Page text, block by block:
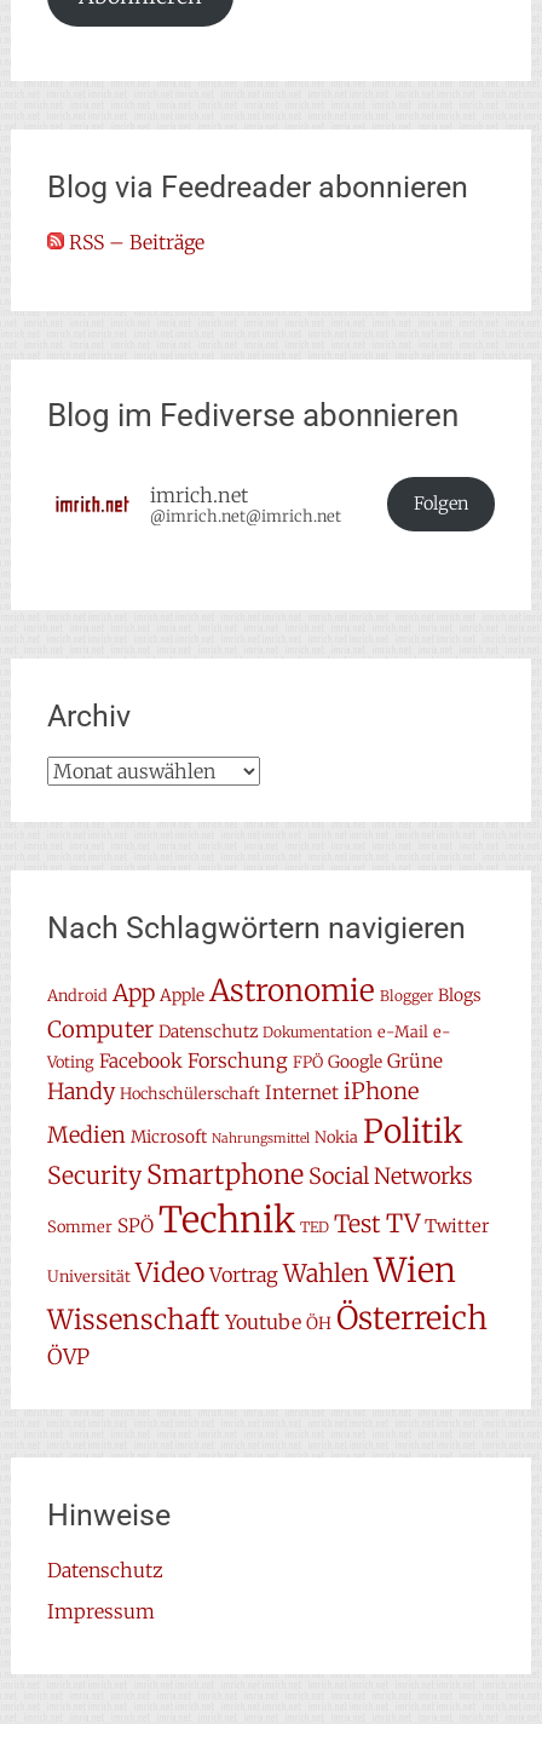
Blog via Feedreader abonnieren
RSS – Beiträge
Blog im Fediverse abonnieren
imrich.net
@imrich.net@imrich.net
Folgen
Archiv
Archiv
Nach Schlagwörtern navigieren
Android App Apple Astronomie Blogger Blogs
Computer Datenschutz Dokumentation e-Mail e-
Voting Facebook Forschung FPÖ Google Grüne
Handy Hochschülerschaft Internet iPhone
Medien Microsoft Nahrungsmittel Nokia Politik
Security Smartphone Social Networks
Sommer SPÖ Technik TED Test TV Twitter
Universität Video Vortrag WahlenWien
Wissenschaft Youtube ÖH Österreich
ÖVP
Hinweise
Datenschutz
Impressum